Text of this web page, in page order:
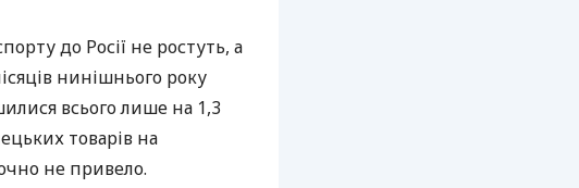
до Росії не ростуть, а
нинішнього року
всього лише на 1,3
товарів на
не привело.